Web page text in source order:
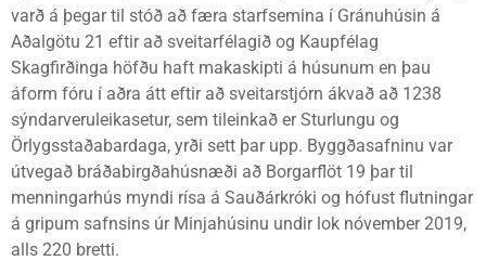
varð á þegar til stóð að færa starfsemina í Gránuhúsin á
Aðalgötu 21 eftir að sveitarfélagið og Kaupfélag
Skagfirðinga höfðu haft makaskipti á húsunum en þau
áform fóru í aðra átt eftir að sveitarstjórn ákvað að 1238
sýndarveruleikasetur, sem tileinkað er Sturlungu og
Örlygsstaðabardaga, yrði sett þar upp. Byggðasafninu var
útvegað bráðabirgðahúsnæði að Borgarflöt 19 þar til
menningarhús myndi rísa á Sauðárkróki og hófust flutningar
á gripum safnsins úr Minjahúsinu undir lok nóvember 2019,
alls 220 bretti.